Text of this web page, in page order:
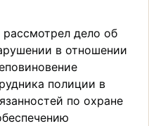
дело об
в отношении
полиции в
по охране